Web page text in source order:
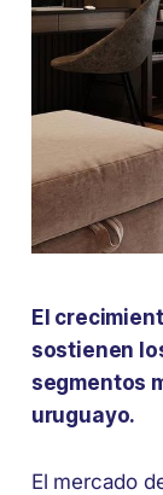
El
sostienen
segmentos
uruguayo.
El mercado